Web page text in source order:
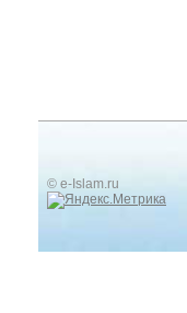
© e-Islam.ru